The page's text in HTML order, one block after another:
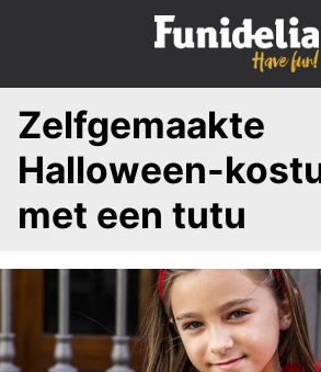
p
t
Zelfgemaakte
Halloween-
met een tutu